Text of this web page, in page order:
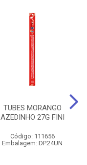
TUBES MORANGO
AZEDINHO 27G FINI
Código: 111656
Embalagem: DP.24UN